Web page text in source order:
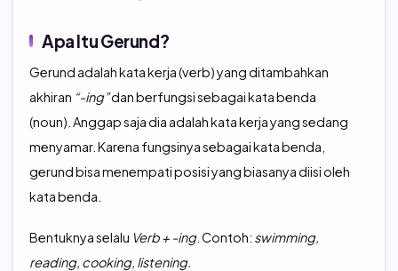
Apa Itu Gerund?
Gerund adalah kata kerja (verb) yang ditambahkan
akhiran “-ing”dan berfungsi sebagai kata benda
(noun). Anggap saja dia adalah kata kerja yang sedang
menyamar. Karena fungsinya sebagai kata benda,
gerund bisa menempati posisi yang biasanya diisi oleh
kata benda.
Bentuknya selalu Verb + -ing. Contoh: swimming,
reading, cooking, listening.